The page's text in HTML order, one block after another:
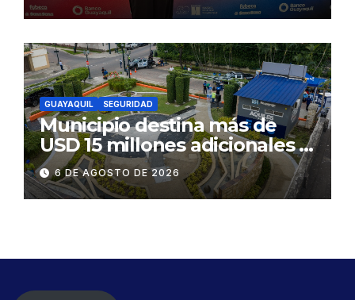
GUAYAQUIL SEGURIDAD
Municipio destina más de
USD 15 millones adicionales a
SEGURA EP para fortalecer la
seguridad ciudadana
6 DE AGOSTO DE 2026